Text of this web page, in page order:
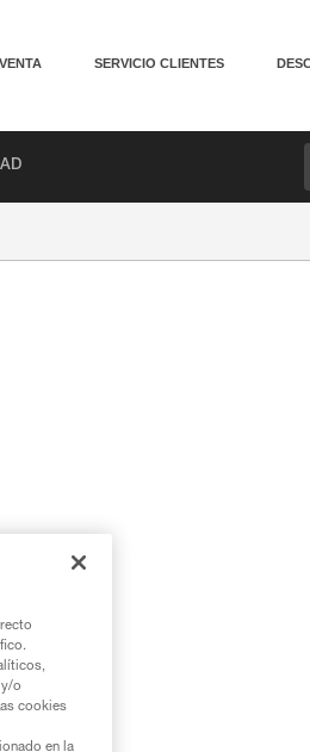
SERVICIO CLIENTES
o
cookies
en la